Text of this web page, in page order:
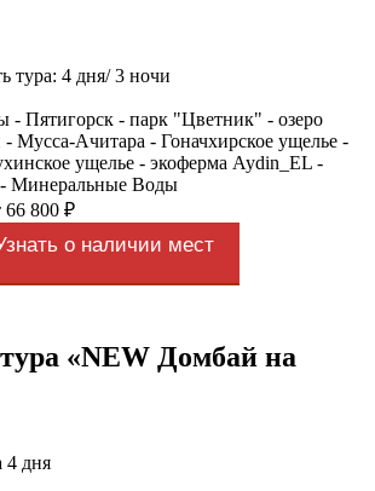
тура: 4 дня/ 3 ночи
Пятигорск - парк "Цветник" - озеро
Мусса-Ачитара - Гоначхирское ущелье -
ущелье - экоферма Aydin_EL -
Минеральные Воды
66 800 ₽
о наличии мест
«NEW Домбай на